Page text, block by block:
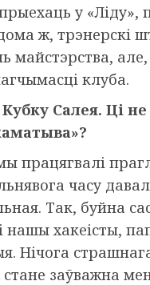
у «Ліду»,
ж, трэнерскі
майстэрства,
клуба.
Салея. Ці
працягвалі
часу
Так, буйна
хакеісты,
Нічога
заўважна